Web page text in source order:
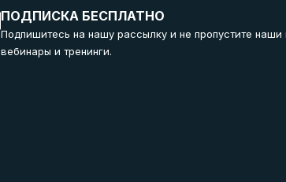
ПОДПИСКА БЕСПЛАТНО
Подпишитесь на нашу рассылку и не пропустите
вебинары и тренинги.